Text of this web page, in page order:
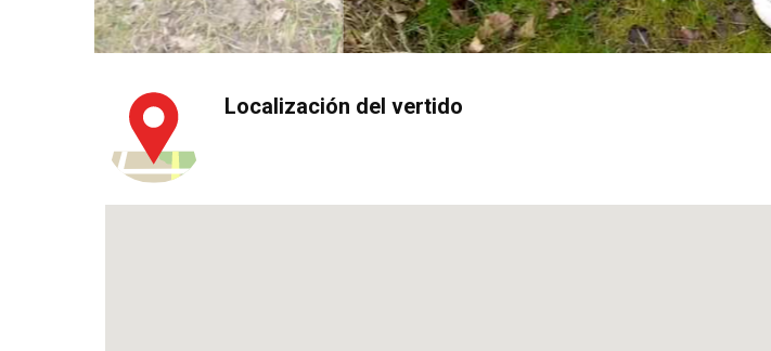
Localización del vertido